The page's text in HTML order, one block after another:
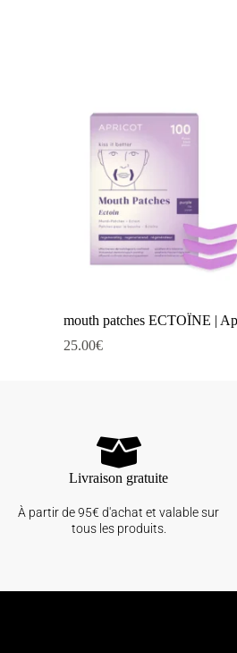
mouth patches ECTOÏNE |
25.00€
Livraison gratuite
À partir de 95€ d'achat et valable sur
tous les produits.